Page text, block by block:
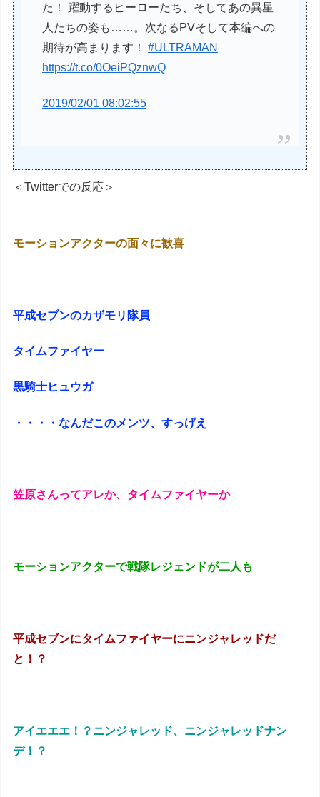
た！ 躍動するヒーローたち、そしてあの異星
人たちの姿も……。次なるPVそして本編への
期待が高まります！#ULTRAMAN
https://t.co/0OeiPQznwQ
2019/02/01 08:02:55
＜Twitterでの反応＞
モーションアクターの面々に歓喜
平成セブンのカザモリ隊員
タイムファイヤー
黒騎士ヒュウガ
・・・・なんだこのメンツ、すっげえ
笠原さんってアレか、タイムファイヤーか
モーションアクターで戦隊レジェンドが二人も
平成セブンにタイムファイヤーにニンジャレッドだ
と！？
アイエエエ！？ニンジャレッド、ニンジャレッドナン
デ！？